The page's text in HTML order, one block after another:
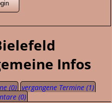
Infos
(0) vergangene Termine (1)
(0)